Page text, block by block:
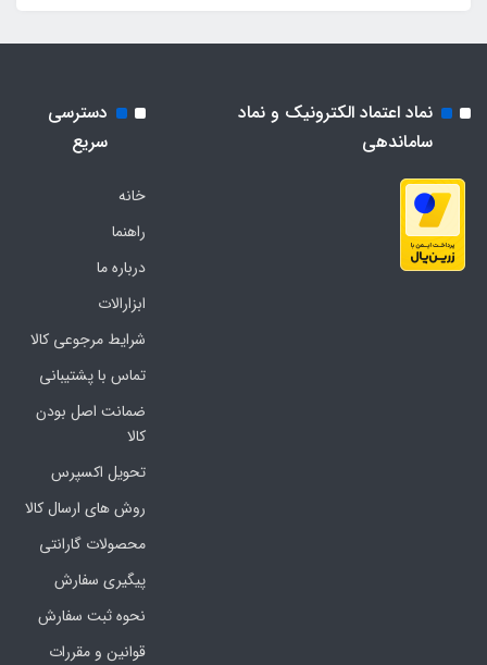
نماد اعتماد الکترونیک و نماد
ساماندهی
دسترسی
سریع
خانه
راهنما
درباره ما
ابزارالات
شرایط مرجوعی کالا
تماس با پشتیبانی
ضمانت اصل بودن
کالا
تحویل اکسپرس
روش های ارسال کالا
محصولات گارانتی
پیگیری سفارش
نحوه ثبت سفارش
قوانین و مقررات